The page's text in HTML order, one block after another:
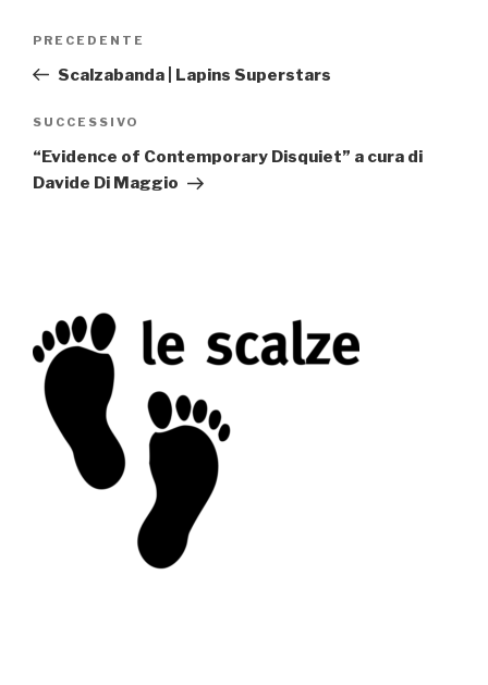
Navigazione
Articolo
precedente:
PRECEDENTE
Scalzabanda | Lapins Superstars
Articolo
successivo
SUCCESSIVO
“Evidence of Contemporary Disquiet” a cura di
Davide Di Maggio